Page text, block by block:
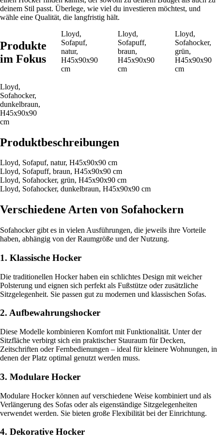
deinem Stil passt. Überlege, wie viel du investieren möchtest, und
wähle eine Qualität, die langfristig hält.
Produkte
im Fokus
Lloyd,
Sofapuf,
natur,
H45x90x90
cm
Lloyd,
Sofapuff,
braun,
H45x90x90
cm
Lloyd,
Sofahocker,
grün,
H45x90x90
cm
Lloyd,
Sofahocker,
dunkelbraun,
H45x90x90
cm
Produktbeschreibungen
Lloyd, Sofapuf, natur, H45x90x90 cm
Lloyd, Sofapuff, braun, H45x90x90 cm
Lloyd, Sofahocker, grün, H45x90x90 cm
Lloyd, Sofahocker, dunkelbraun, H45x90x90 cm
Verschiedene Arten von Sofahockern
Sofahocker gibt es in vielen Ausführungen, die jeweils ihre Vorteile
haben, abhängig von der Raumgröße und der Nutzung.
1. Klassische Hocker
Die traditionellen Hocker haben ein schlichtes Design mit weicher
Polsterung und eignen sich perfekt als Fußstütze oder zusätzliche
Sitzgelegenheit. Sie passen gut zu modernen und klassischen Sofas.
2. Aufbewahrungshocker
Diese Modelle kombinieren Komfort mit Funktionalität. Unter der
Sitzfläche verbirgt sich ein praktischer Stauraum für Decken,
Zeitschriften oder Fernbedienungen – ideal für kleinere Wohnungen, in
denen der Platz optimal genutzt werden muss.
3. Modulare Hocker
Modulare Hocker können auf verschiedene Weise kombiniert und als
Verlängerung des Sofas oder als eigenständige Sitzgelegenheiten
verwendet werden. Sie bieten große Flexibilität bei der Einrichtung.
4. Dekorative Hocker